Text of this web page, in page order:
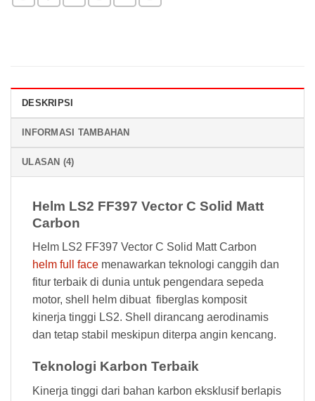
DESKRIPSI
INFORMASI TAMBAHAN
ULASAN (4)
Helm LS2 FF397 Vector C Solid Matt
Carbon
Helm LS2 FF397 Vector C Solid Matt Carbon
helm full face menawarkan teknologi canggih dan
fitur terbaik di dunia untuk pengendara sepeda
motor, shell helm dibuat fiberglas komposit
kinerja tinggi LS2. Shell dirancang aerodinamis
dan tetap stabil meskipun diterpa angin kencang.
Teknologi Karbon Terbaik
Kinerja tinggi dari bahan karbon eksklusif berlapis